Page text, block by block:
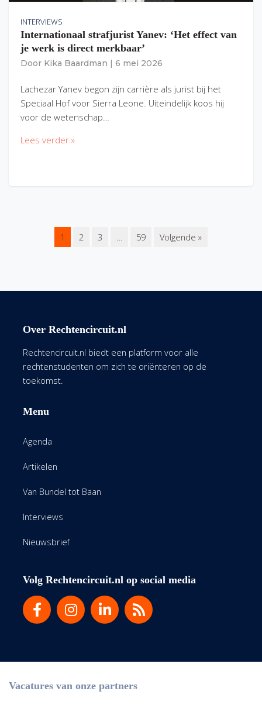
INTERVIEWS
Internationaal strafjurist Yanev: ‘Het effect van
je werk is direct merkbaar’
Door Kika Baardman 6 mei 2026
Lachezar Yanev begon zijn carrière als jurist bij het
Speciaal Hof voor Sierra Leone. Uiteindelijk koos hij
voor de wetenschap…
Lees verder »
1 2 3 … 59 Volgende »
Over Rechtencircuit.nl
Rechtencircuit.nl biedt een platform voor alle
rechtenstudenten om zich te oriënteren op de
toekomst.
Menu
Agenda
Artikelen
Van Bundel tot Baan
Interviews
Nieuwsbrief
Volg Rechtencircuit.nl op social media
Vacatures van onze partners